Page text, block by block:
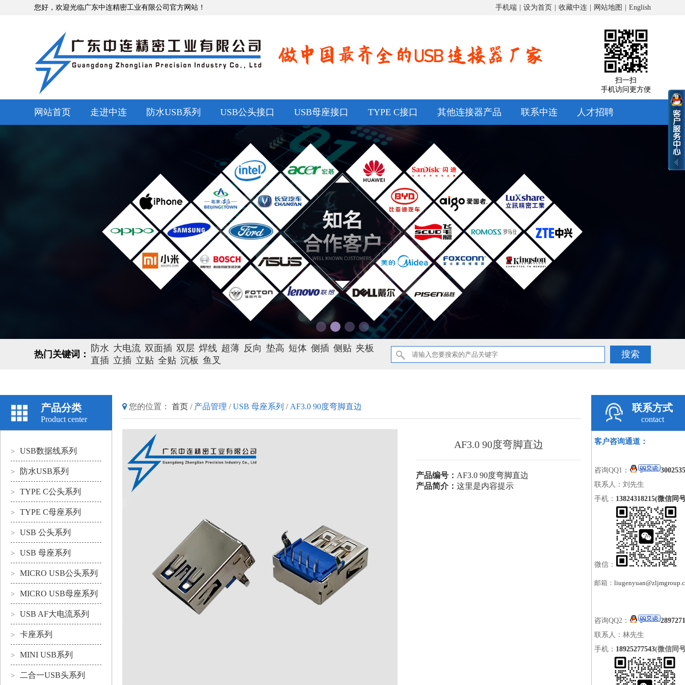
您好，欢迎光临广东中连精密工业有限公司官方网站！ 手机端 设为首页 收藏中连 网站地图 English
扫一扫
手机访问更方便
网站首页 走进中连 防水USB系列 USB公头接口 USB母座接口 TYPE C接口 其他连接器产品 联系中连 人才招聘
热门关键词：
防水 大电流 双面插 双层 焊线 超薄 反向 垫高 短体 侧插 侧贴 夹板
直插 立插 立贴 全贴 沉板 鱼叉
产品分类
Product center
> USB数据线系列
> 防水USB系列
> TYPE C公头系列
> TYPE C母座系列
> USB 公头系列
> USB 母座系列
> MICRO USB公头系列
> MICRO USB母座系列
> USB AF大电流系列
> 卡座系列
> MINI USB系列
> 二合一USB头系列
您的位置： 首页 / 产品管理 / USB 母座系列 / AF3.0 90度弯脚直边
AF3.0 90度弯脚直边
产品编号： AF3.0 90度弯脚直边
产品简介： 这里是内容提示
联系方式
contact
客户咨询通道：
咨询QQ1：
联系人：刘先生
手机： 13824318215(微信同
微信：
邮箱：
咨询QQ2：
联系人：林先生
手机： 18925277543(微信同